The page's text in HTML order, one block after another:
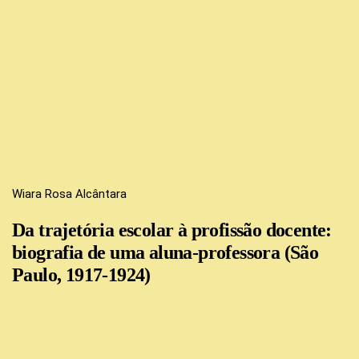
Wiara Rosa Alcântara
Da trajetória escolar à profissão docente:
biografia de uma aluna-professora (São
Paulo, 1917-1924)